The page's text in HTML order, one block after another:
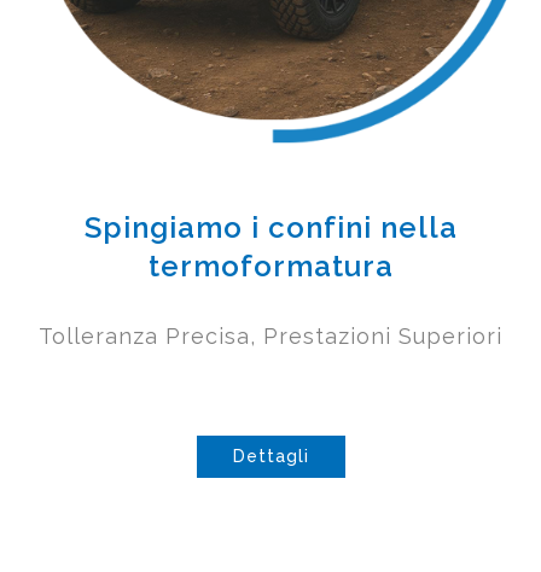
Spingiamo i confini nella
termoformatura
Tolleranza Precisa, Prestazioni Superiori
Dettagli